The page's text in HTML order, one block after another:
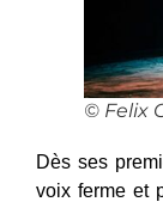
© Felix
Dès ses
voix ferme et